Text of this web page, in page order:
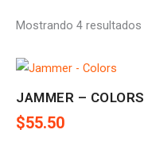
Mostrando 4 resultados
JAMMER – COLORS
$55.50